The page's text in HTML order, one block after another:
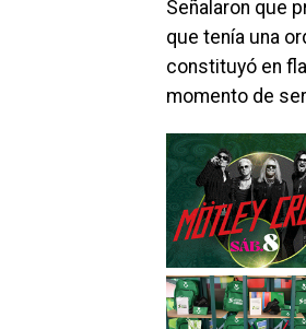
Señalaron que
que tenía una
constituyó en
momento de